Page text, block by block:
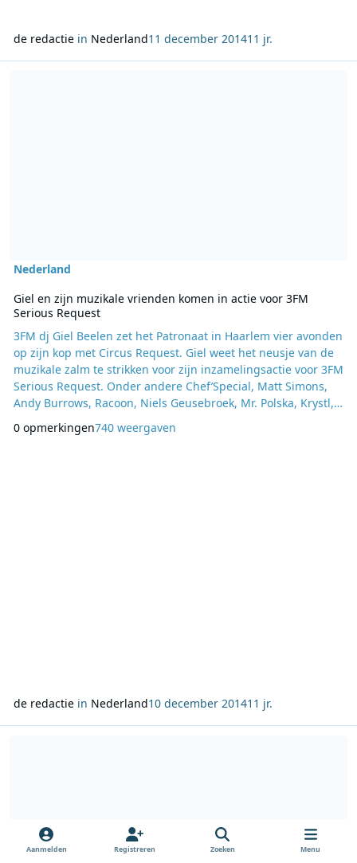
de redactiein Nederland11 december 201411 jr.
Nederland
Giel en zijn muzikale vrienden komen in actie voor 3FM
Serious Request
3FM dj Giel Beelen zet het Patronaat in Haarlem vier avonden
op zijn kop met Circus Request. Giel weet het neusje van de
muzikale zalm te strikken voor zijn inzamelingsactie voor 3FM
Serious Request. Onder andere Chef’Special, Matt Simons,
Andy Burrows, Racoon, Niels Geusebroek, Mr. Polska, Krystl,
Douwe Bob, De Jeugd van Tegenwoordig, Sandra van
0 opmerkingen740 weergaven
de redactiein Nederland10 december 201411 jr.
Aanmelden Registreren Zoeken Menu